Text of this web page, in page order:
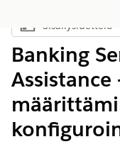
Näytä
Sisällysluettelo
Banking
Assistance